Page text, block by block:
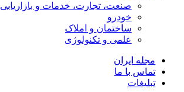
صنعت، تجارت، خدمات و بازاریابی
خودرو
ساختمان و املاک
علمی و تکنولوژی
مجله ایران
تماس با ما
تبلیغات